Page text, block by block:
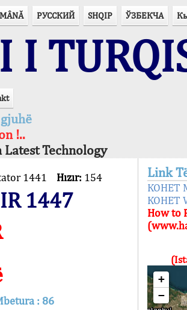
РУССКИЙ SHQIP ЎЗБЕКЧА
!..
Technology
1441 Hızır: 154
1447
: 86
Link
KOHET
KOHET
How to
+
−